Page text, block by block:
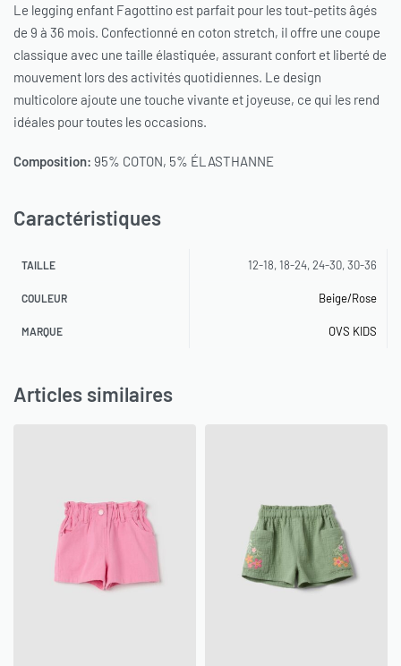
Le legging enfant Fagottino est parfait pour les tout-petits âgés
de 9 à 36 mois. Confectionné en coton stretch, il offre une coupe
classique avec une taille élastiquée, assurant confort et liberté de
mouvement lors des activités quotidiennes. Le design
multicolore ajoute une touche vivante et joyeuse, ce qui les rend
idéales pour toutes les occasions.
Composition: 95% COTON, 5% ÉLASTHANNE
Caractéristiques
TAILLE 12-18, 18-24, 24-30, 30-36
COULEUR Beige/Rose
MARQUE OVS KIDS
Articles similaires